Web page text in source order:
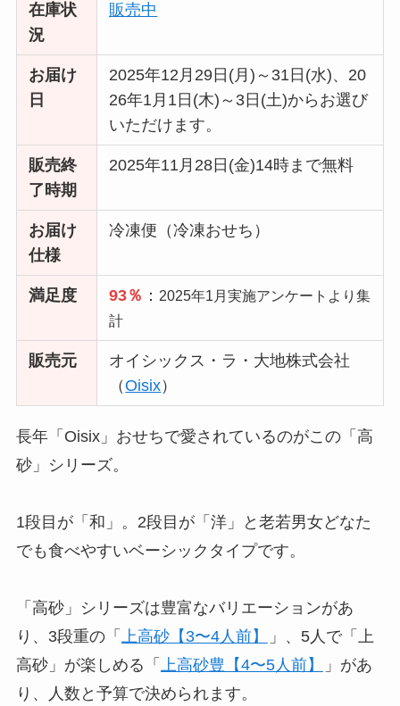
在庫状
況
販売中
お届け
日
2025年12月29日(月)～31日(水)、20
26年1月1日(木)～3日(土)からお選び
いただけます。
販売終
了時期
2025年11月28日(金)14時まで無料
お届け
仕様
冷凍便（冷凍おせち）
満足度 93％ ：2025年1月実施アンケートより集
計
販売元
オイシックス・ラ・大地株式会社
（Oisix）
長年「Oisix」おせちで愛されているのがこの「高
砂」シリーズ。
1段目が「和」。2段目が「洋」と老若男女どなた
でも食べやすいベーシックタイプです。
「高砂」シリーズは豊富なバリエーションがあ
り、3段重の「 上高砂【3〜4人前】
」、5人で「上
高砂」が楽しめる「 上高砂豊【4〜5人前】
」があ
り、人数と予算で決められます。